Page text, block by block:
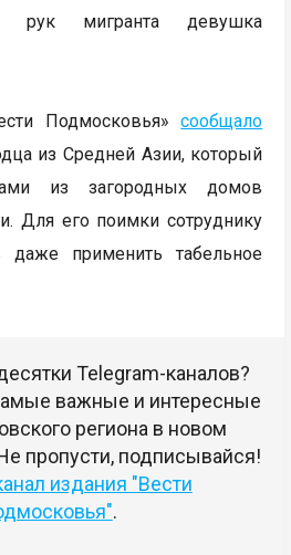
рук мигранта девушка
Подмосковья»сообщало
из Средней Азии, который
из загородных домов
Для его поимки сотруднику
даже применить табельное
Telegram-каналов?
важные и интересные
региона в новом
пропусти, подписывайся!
издания "Вести
.